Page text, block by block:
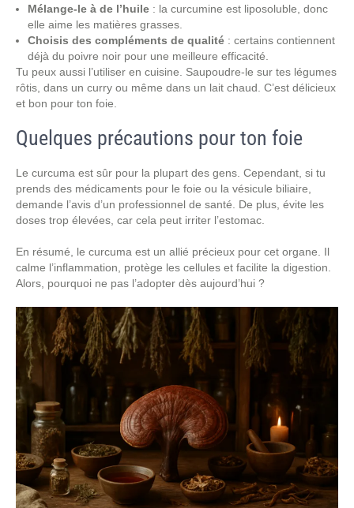
Mélange-le à de l’huile : la curcumine est liposoluble, donc
elle aime les matières grasses.
Choisis des compléments de qualité : certains contiennent
déjà du poivre noir pour une meilleure efficacité.
Tu peux aussi l’utiliser en cuisine. Saupoudre-le sur tes légumes
rôtis, dans un curry ou même dans un lait chaud. C’est délicieux
et bon pour ton foie.
Quelques précautions pour ton foie
Le curcuma est sûr pour la plupart des gens. Cependant, si tu
prends des médicaments pour le foie ou la vésicule biliaire,
demande l’avis d’un professionnel de santé. De plus, évite les
doses trop élevées, car cela peut irriter l’estomac.
En résumé, le curcuma est un allié précieux pour cet organe. Il
calme l’inflammation, protège les cellules et facilite la digestion.
Alors, pourquoi ne pas l’adopter dès aujourd’hui ?